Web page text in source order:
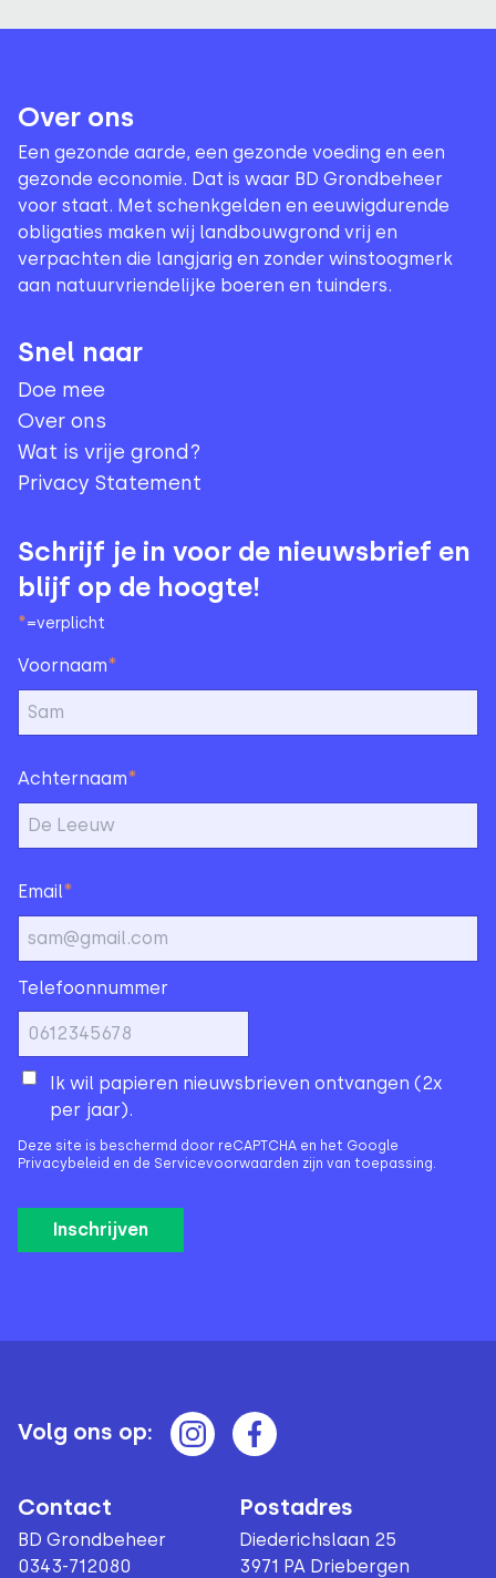
Over ons
Een gezonde aarde, een gezonde voeding en een
gezonde economie. Dat is waar BD Grondbeheer
voor staat. Met schenkgelden en eeuwigdurende
obligaties maken wij landbouwgrond vrij en
verpachten die langjarig en zonder winstoogmerk
aan natuurvriendelijke boeren en tuinders.
Snel naar
Doe mee
Over ons
Wat is vrije grond?
Privacy Statement
Schrijf je in voor de nieuwsbrief en
blijf op de hoogte!
*=verplicht
Voornaam*
Achternaam*
Email*
Telefoonnummer
Ik wil papieren nieuwsbrieven ontvangen (2x
per jaar).
Deze site is beschermd door reCAPTCHA en het Google
Privacybeleid en de Servicevoorwaarden zijn van toepassing.
Volg ons op:
Contact
BD Grondbeheer
0343-712080
Postadres
Diederichslaan 25
3971 PA Driebergen